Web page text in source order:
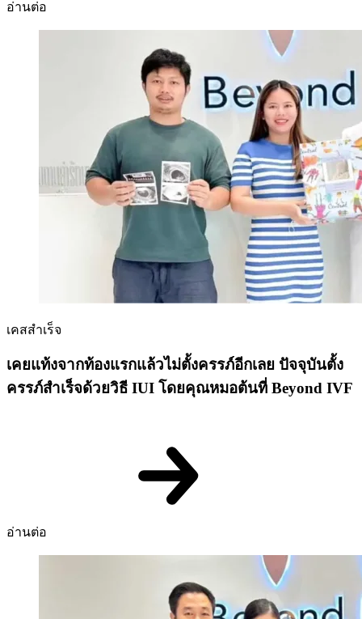
อ่านต่อ
เคสสำเร็จ
เคยแท้งจากท้องแรกแล้วไม่ตั้งครรภ์อีกเลย ปัจจุบันตั้ง
ครรภ์สำเร็จด้วยวิธี IUI โดยคุณหมอต้นที่ Beyond IVF
อ่านต่อ